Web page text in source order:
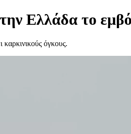
Ελλάδα το
καρκινικούς όγκους.